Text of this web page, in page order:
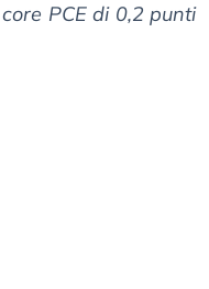
PCE di 0,2 punti